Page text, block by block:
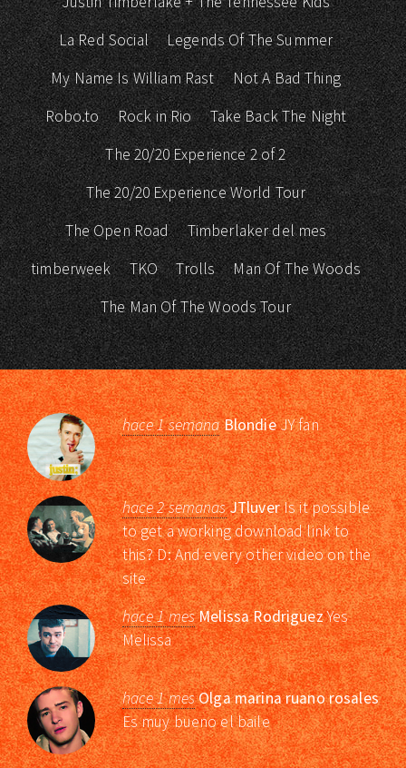
La Red Social
Legends Of The Summer
My Name Is William Rast
Not A Bad Thing
Robo.to
Rock in Rio
Take Back The Night
The 20/20 Experience 2 of 2
The 20/20 Experience World Tour
The Open Road
Timberlaker del mes
timberweek
TKO Trolls
Man Of The Woods
The Man Of The Woods Tour
hace 1 semanaBlondieJY fan
hace 2 semanasJTluverIs it possible
to get a working download link to
this? D: And every other video on the
site
hace 1 mesMelissa RodriguezYes
Melissa
hace 1 mesOlga marina ruano rosales
Es muy bueno el baile